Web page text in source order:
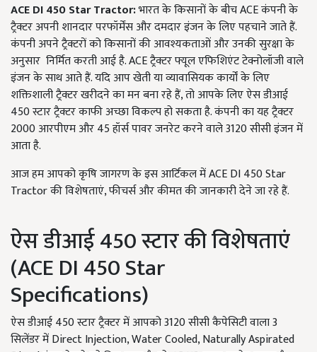
ACE DI 450 Star Tractor:भारत के किसानों के बीच ACE कंपनी के
ट्रैक्टर अपनी शानदार परफॉर्मेंस और दमदार इंजन के लिए पहचाने जाते हैं.
कंपनी अपने ट्रैक्टरों को किसानों की आवश्यकताओं और उनकी सुरक्षा के
अनुसार निर्मित करती आई है. ACE ट्रैक्टर फ्यूल एफिशिएंट टेक्नोलॉजी वाले
इंजन के साथ आते हैं. यदि आप खेती या व्यावासियक कार्यों के लिए
शक्तिशाली ट्रैक्टर खरीदने का मन बना रहे हैं, तो आपके लिए ऐस डीआई
450 स्टार ट्रैक्टर काफी अच्छा विकल्प हो सकता है. कंपनी का यह ट्रैक्टर
2000 आरपीएम और 45 हॉर्स पावर जनरेट करने वाले 3120 सीसी इंजन में
आता है.
आज हम आपको कृषि जागरण के इस आर्टिकल में ACE DI 450 Star
Tractor की विशेषताएं, फीचर्स और कीमत की जानकारी देने जा रहे हैं.
ऐस डीआई 450 स्टार की विशेषताएं
(ACE DI 450 Star
Specifications)
ऐस डीआई 450 स्टार ट्रैक्टर में आपको 3120 सीसी कैपेसिटी वाला 3
सिलेंडर में Direct Injection, Water Cooled, Naturally Aspirated